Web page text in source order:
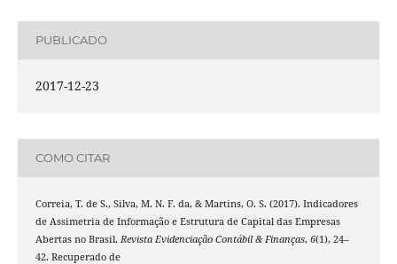
PUBLICADO
2017-12-23
COMO CITAR
Correia, T. de S., Silva, M. N. F. da, & Martins, O. S. (2017). Indicadores
de Assimetria de Informação e Estrutura de Capital das Empresas
Abertas no Brasil. Revista Evidenciação Contábil & Finanças, 6(1), 24–
42. Recuperado de